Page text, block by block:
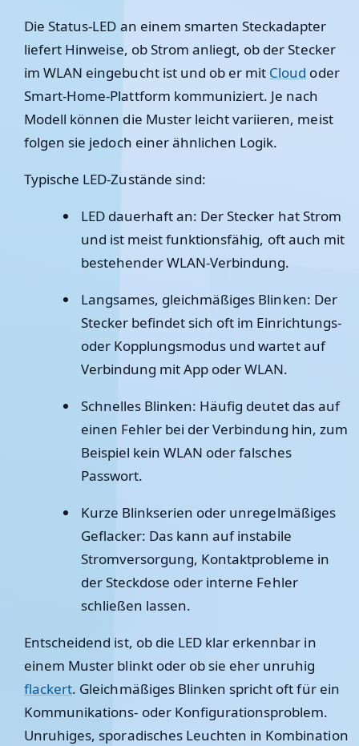
Die Status-LED an einem smarten Steckadapter
liefert Hinweise, ob Strom anliegt, ob der Stecker
im WLAN eingebucht ist und ob er mit Cloud oder
Smart-Home-Plattform kommuniziert. Je nach
Modell können die Muster leicht variieren, meist
folgen sie jedoch einer ähnlichen Logik.
Typische LED-Zustände sind:
LED dauerhaft an: Der Stecker hat Strom
und ist meist funktionsfähig, oft auch mit
bestehender WLAN-Verbindung.
Langsames, gleichmäßiges Blinken: Der
Stecker befindet sich oft im Einrichtungs-
oder Kopplungsmodus und wartet auf
Verbindung mit App oder WLAN.
Schnelles Blinken: Häufig deutet das auf
einen Fehler bei der Verbindung hin, zum
Beispiel kein WLAN oder falsches
Passwort.
Kurze Blinkserien oder unregelmäßiges
Geflacker: Das kann auf instabile
Stromversorgung, Kontaktprobleme in
der Steckdose oder interne Fehler
schließen lassen.
Entscheidend ist, ob die LED klar erkennbar in
einem Muster blinkt oder ob sie eher unruhig
flackert. Gleichmäßiges Blinken spricht oft für ein
Kommunikations- oder Konfigurationsproblem.
Unruhiges, sporadisches Leuchten in Kombination